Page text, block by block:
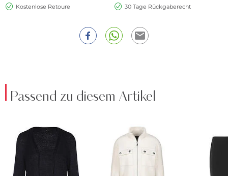
Kostenlose Retoure
30 Tage Rückgaberecht
Passend zu diesem Artikel